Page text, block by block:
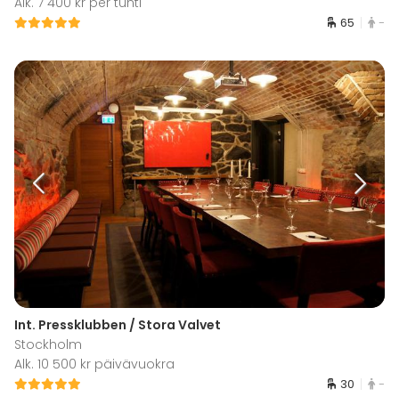
65 -
Int. Pressklubben / Stora Valvet
Stockholm
Alk. 10 500 kr päivävuokra
30 -